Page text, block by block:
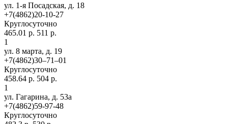
ул. 1-я Посадская, д. 18
+7(4862)20-10-27
Круглосуточно
465.01 р. 511 р.
1
ул. 8 марта, д. 19
+7(4862)30‒71‒01
Круглосуточно
458.64 р. 504 р.
1
ул. Гагарина, д. 53а
+7(4862)59-97-48
Круглосуточно